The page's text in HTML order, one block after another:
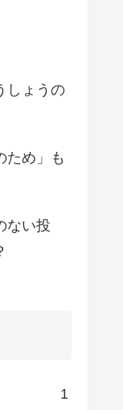
しょうの
ため」も
ない投
1